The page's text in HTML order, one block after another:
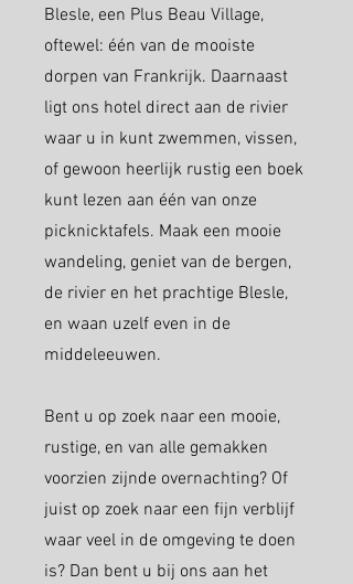
Blesle, een Plus Beau Village,
oftewel: één van de mooiste
dorpen van Frankrijk. Daarnaast
ligt ons hotel direct aan de rivier
waar u in kunt zwemmen, vissen,
of gewoon heerlijk rustig een boek
kunt lezen aan één van onze
picknicktafels. Maak een mooie
wandeling, geniet van de bergen,
de rivier en het prachtige Blesle,
en waan uzelf even in de
middeleeuwen.
Bent u op zoek naar een mooie,
rustige, en van alle gemakken
voorzien zijnde overnachting? Of
juist op zoek naar een fijn verblijf
waar veel in de omgeving te doen
is? Dan bent u bij ons aan het